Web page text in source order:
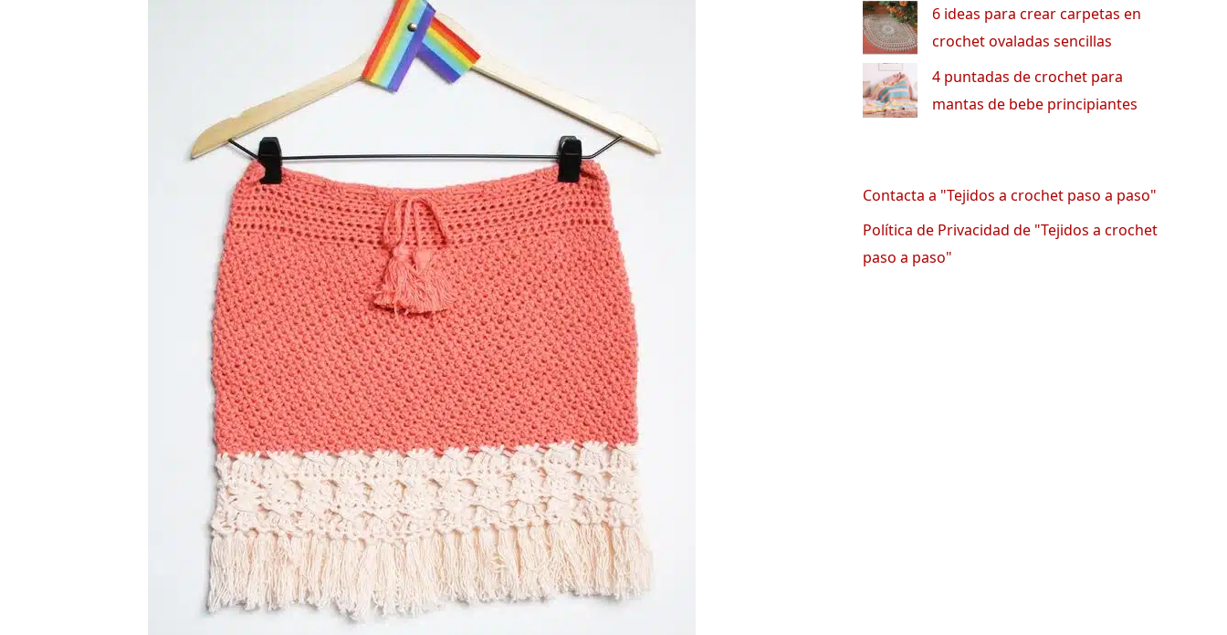
6 ideas para crear carpetas en
crochet ovaladas sencillas
4 puntadas de crochet para
mantas de bebe principiantes
Contacta a "Tejidos a crochet paso a paso"
Política de Privacidad de "Tejidos a crochet
paso a paso"